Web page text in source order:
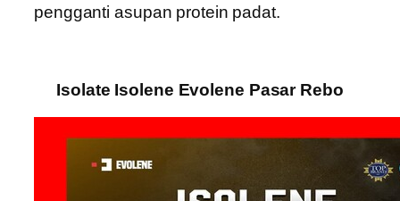
pengganti asupan protein padat.
Isolate Isolene Evolene Pasar Rebo